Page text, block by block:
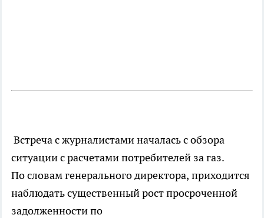
Встреча с журналистами началась с обзора
ситуации с расчетами потребителей за газ.
По словам генерального директора, приходится
наблюдать существенный рост просроченной
задолженности по